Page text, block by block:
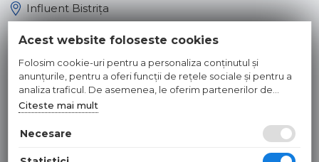
Influent Bistrița
Influent Dej
© 2026 INFLUENT SRL
Toate preturile sunt exprimate in lei si includ tva. Ofertele sunt
Acest website foloseste cookies
Folosim cookie-uri pentru a personaliza conținutul și
anunțurile, pentru a oferi funcții de rețele sociale și pentru a
analiza traficul. De asemenea, le oferim partenerilor de
rețele sociale, de publicitate și de analize informații cu privire
la modul în care folosiți site-ul nostru. Aceștia le pot combina
cu alte informații oferite de dvs. sau culese în urma folosirii
Citeste mai mult
Necesare